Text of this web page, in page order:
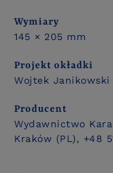
Wymiary
145 × 205 mm
Projekt okładki
Wojtek Janikowski
Producent
Wydawnictwo
Kraków (PL), +48